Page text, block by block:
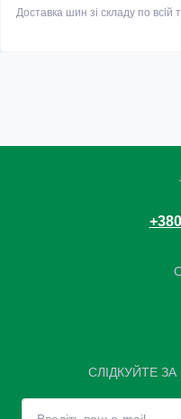
Доставка шин зі складу по всій
СЛІДКУЙТЕ